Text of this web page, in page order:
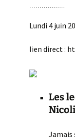
Lundi 4 juin
lien direct :
Les
Jamais